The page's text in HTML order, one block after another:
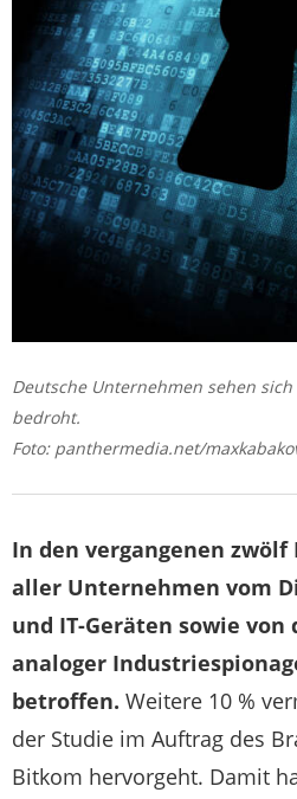
Deutsche Unternehmen sehen
bedroht.
Foto: panthermedia.net/
In den vergangenen zwölf
aller Unternehmen vom
und IT-Geräten sowie
analoger
betroffen. Weitere 10 %
der Studie im Auftrag des
Bitkom hervorgeht. Damit